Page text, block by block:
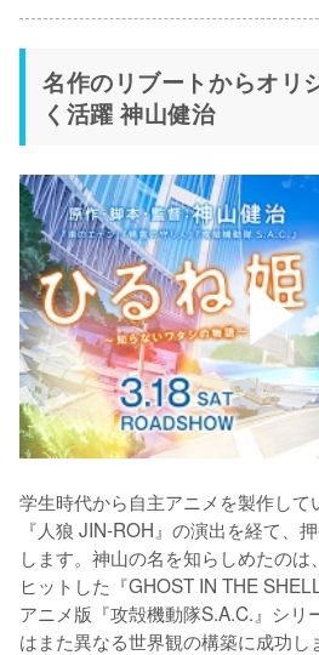
名作のリブートからオリ
く活躍 神山健治
学生時代から自主アニメを製作し
『人狼 JIN-ROH』の演出を経て、
します。神山の名を知らしめたの
ヒットした『GHOST IN THE
アニメ版『攻殻機動隊S.A.C.』シリ
はまた異なる世界観の構築に成功し